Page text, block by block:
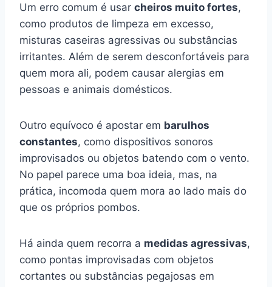
Um erro comum é usar cheiros muito fortes,
como produtos de limpeza em excesso,
misturas caseiras agressivas ou substâncias
irritantes. Além de serem desconfortáveis para
quem mora ali, podem causar alergias em
pessoas e animais domésticos.
Outro equívoco é apostar em barulhos
constantes, como dispositivos sonoros
improvisados ou objetos batendo com o vento.
No papel parece uma boa ideia, mas, na
prática, incomoda quem mora ao lado mais do
que os próprios pombos.
Há ainda quem recorra a medidas agressivas,
como pontas improvisadas com objetos
cortantes ou substâncias pegajosas em